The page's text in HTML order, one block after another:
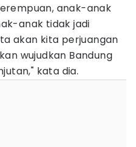
anak-anak
anak tidak jadi
akan kita perjuangan
wujudkan Bandung
kata dia.